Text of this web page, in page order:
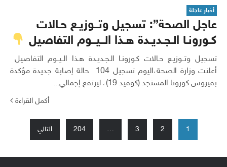
أخبار عاجلة
عاجل الصحة”: تسجيل وتــوزيـع حـالات
كـورونـا الـجـديـدة هـذا الــيــوم التفاصيل
تسجيل وتــوزيـع حـالات كـورونـا الـجـديـدة هـذا الــيــوم التفاصيل
أعلنت وزارة الصحة،اليوم تسجيل 104 حالة إصابة جديدة مؤكدة
بفيروس كورونا المستجد (كوفيد 19)، ليرتفع إجمالي...
أكمل القراءة
صفحات
المقالات
1
2
3
…
204 التالي